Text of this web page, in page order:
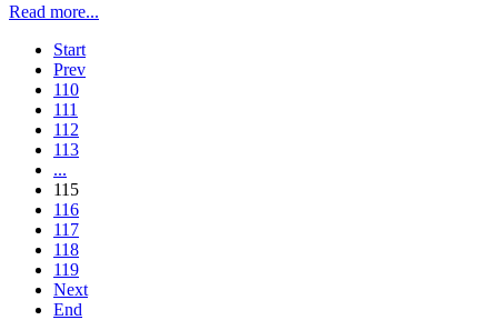
Read more...
Start
Prev
110
111
112
113
...
115
116
117
118
119
Next
End